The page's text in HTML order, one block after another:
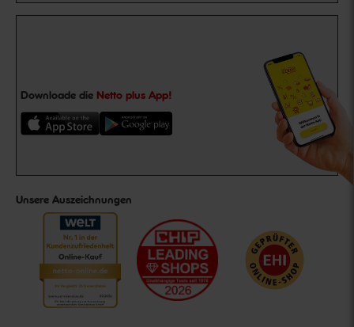
Downloade die Netto plus App!
Unsere Auszeichnungen